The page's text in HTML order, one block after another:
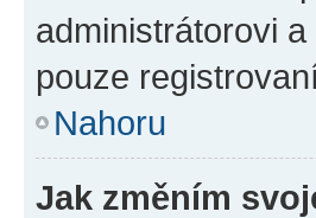
administrátorovi
pouze
Nahoru
Jak změním